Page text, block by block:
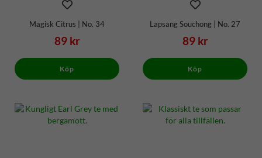
Magisk Citrus | No. 34
89 kr
Köp
Lapsang Souchong | No. 27
89 kr
Köp